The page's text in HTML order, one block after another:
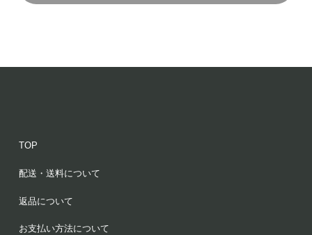
TOP
配送・送料について
返品について
お支払い方法について